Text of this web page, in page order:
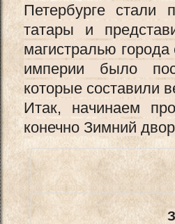
Петербурге
татары и
магистралью
империи было
которые составили
Итак, начинаем
конечно Зимний